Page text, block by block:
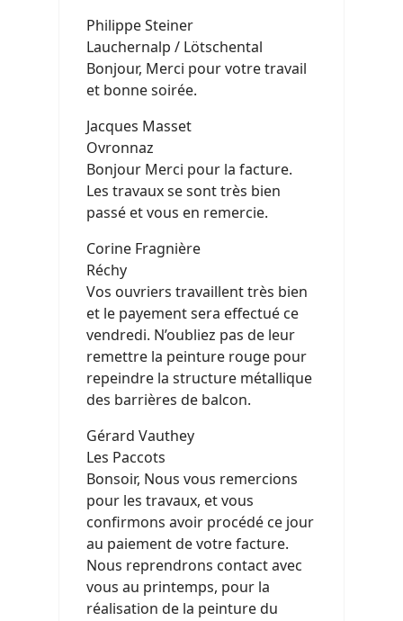
Philippe Steiner
Lauchernalp / Lötschental
Bonjour, Merci pour votre travail
et bonne soirée.
Jacques Masset
Ovronnaz
Bonjour Merci pour la facture.
Les travaux se sont très bien
passé et vous en remercie.
Corine Fragnière
Réchy
Vos ouvriers travaillent très bien
et le payement sera effectué ce
vendredi. N’oubliez pas de leur
remettre la peinture rouge pour
repeindre la structure métallique
des barrières de balcon.
Gérard Vauthey
Les Paccots
Bonsoir, Nous vous remercions
pour les travaux, et vous
confirmons avoir procédé ce jour
au paiement de votre facture.
Nous reprendrons contact avec
vous au printemps, pour la
réalisation de la peinture du